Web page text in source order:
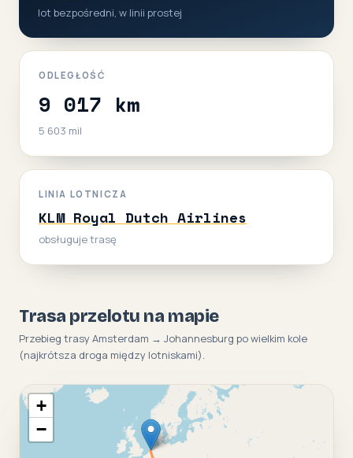
lot bezpośredni, w linii prostej
ODLEGŁOŚĆ
9 017 km
5 603 mil
LINIA LOTNICZA
KLM Royal Dutch Airlines
obsługuje trasę
Trasa przelotu na mapie
Przebieg trasy Amsterdam → Johannesburg po wielkim kole
(najkrótsza droga między lotniskami).
+
−